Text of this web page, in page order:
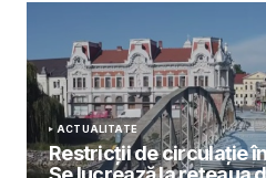
ACTUALITATE
Restricții de circulație